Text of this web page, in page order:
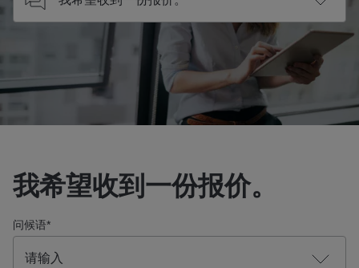
我希望收到一份报价。
问候语*